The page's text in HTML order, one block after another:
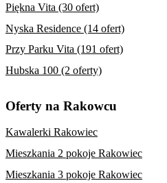
Piękna Vita (30 ofert)
Nyska Residence (14 ofert)
Przy Parku Vita (191 ofert)
Hubska 100 (2 oferty)
Oferty na Rakowcu
Kawalerki Rakowiec
Mieszkania 2 pokoje Rakowiec
Mieszkania 3 pokoje Rakowiec